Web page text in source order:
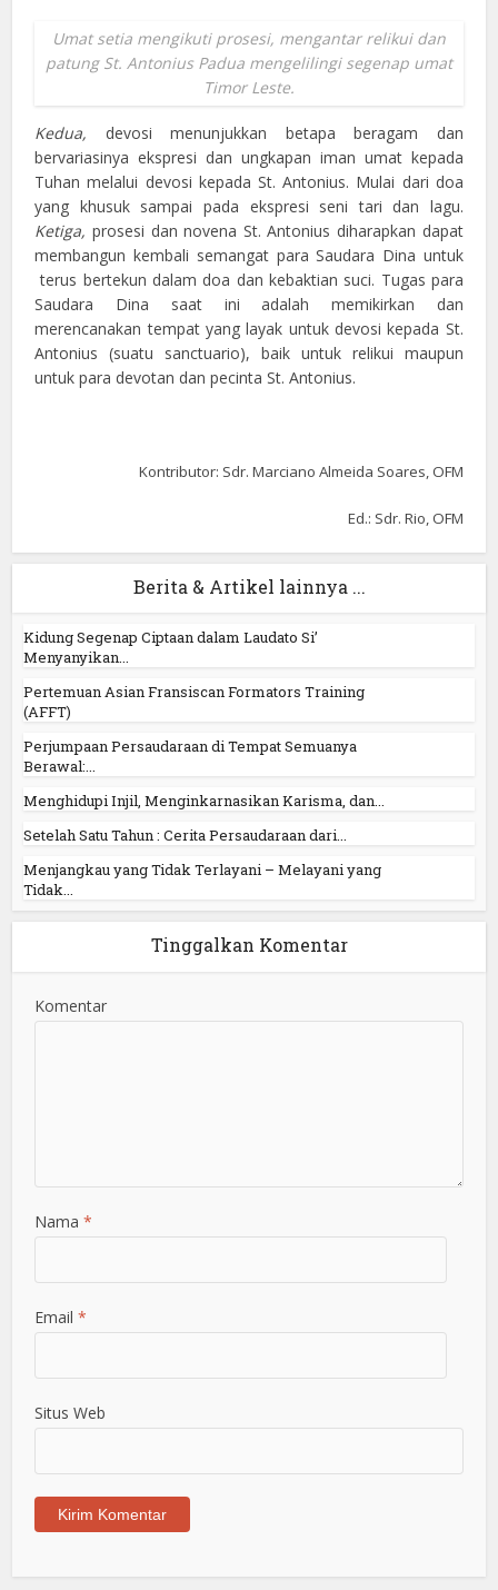
Umat setia mengikuti prosesi, mengantar relikui dan
patung St. Antonius Padua mengelilingi segenap umat
Timor Leste.
Kedua, devosi menunjukkan betapa beragam dan
bervariasinya ekspresi dan ungkapan iman umat kepada
Tuhan melalui devosi kepada St. Antonius. Mulai dari doa
yang khusuk sampai pada ekspresi seni tari dan lagu.
Ketiga, prosesi dan novena St. Antonius diharapkan dapat
membangun kembali semangat para Saudara Dina untuk
terus bertekun dalam doa dan kebaktian suci. Tugas para
Saudara Dina saat ini adalah memikirkan dan
merencanakan tempat yang layak untuk devosi kepada St.
Antonius (suatu sanctuario), baik untuk relikui maupun
untuk para devotan dan pecinta St. Antonius.
Kontributor: Sdr. Marciano Almeida Soares, OFM
Ed.: Sdr. Rio, OFM
Berita & Artikel lainnya ...
Kidung Segenap Ciptaan dalam Laudato Si’
Menyanyikan...
Pertemuan Asian Fransiscan Formators Training
(AFFT)
Perjumpaan Persaudaraan di Tempat Semuanya
Berawal:...
Menghidupi Injil, Menginkarnasikan Karisma, dan...
Setelah Satu Tahun : Cerita Persaudaraan dari...
Menjangkau yang Tidak Terlayani – Melayani yang
Tidak...
Tinggalkan Komentar
Komentar
Nama*
Email*
Situs Web